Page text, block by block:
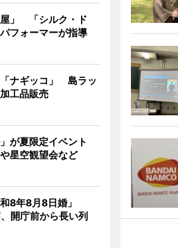
」 「シルク・ド
フォーマーが指導
ナギッコ」 島ラッ
工品販売
が夏限定イベント
星空観望会など
8年8月8日婚」
開庁前から長い列